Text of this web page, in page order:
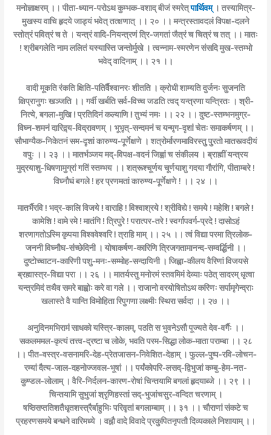
मनोज्ञाक्षरम् ।। पीता-ध्यान-परोऽथ कुम्भक-वशाद् बीजं स्मरेत्पार्थिवम् । तस्यामित्र-
मुखस्य वाचि हृदये जाड्यं भवेत् तत्क्षणात् ।। २० ।। मन्त्रस्तावदलं विपक्ष-दलने
स्तोत्रं पवित्रं च ते । यन्त्रं वादि-नियन्त्रणं त्रि-जगतां जैत्रं च चित्रं च तत् ।। मातः
! श्रीबगलेति नाम ललितं यस्यास्ति जन्तोर्मुखे । त्वन्नाम-स्मरणेन संसदि मुख-स्तम्भो
भवेद् वादिनाम् ।। २१ ।।
वादी मूकति रंकति क्षिति-पतिर्वैश्वानरः शीतति । क्रोधी शाम्यति दुर्जनः सुजनति
क्षिप्रानुगः खञ्जति ।। गर्वी खर्बति सर्व-विच्च जडति त्वद् यन्त्रणा यन्त्रितः । श्री-
नित्ये, बगला-मुखि ! प्रतिदिनं कल्याणि ! तुभ्यं नमः ।। २२ ।। दुष्ट-स्तम्भनमुग्र-
विघ्न-शमनं दारिद्र्य-विद्रावणम् । भूभृत्-सन्दमनं च यन्मृग-दृशां चेतः समाकर्षणम् ।।
सौभाग्यैक-निकेतनं सम-दृशां कारुण्य-पूर्णेक्षणे । शत्रोर्मारणमाविरस्तु पुरतो मातस्त्वदीयं
वपुः ।। २३ ।। मातर्भञ्जय मद्-विपक्ष-वदनं जिह्वां च संकीलय । ब्राह्मीं यन्त्रय
मुद्रयाशु-धिषणामुग्रां गतिं स्तम्भय ।। शत्रूश्चूर्णय चूर्णयाशु गदया गौरांगि, पीताम्बरे !
विघ्नौघं बगले ! हर प्रणमतां कारुण्य-पूर्णेक्षणे ! ।। २४ ।।
मातर्भैरवि ! भद्र-कालि विजये ! वाराहि ! विश्वाश्रये ! श्रीविद्ये ! समये ! महेशि ! बगले !
कामेशि ! वामे रमे ! मातंगि ! त्रिपुरे ! परात्पर-तरे ! स्वर्गापवर्ग-प्रदे ! दासोऽहं
शरणागतोऽस्मि कृपया विश्ववेश्वरि ! त्राहि माम् ।। २५ ।। त्वं विद्या परमा त्रिलोक-
जननी विघ्नौघ-संच्छेदिनी । योषाकर्षण-कारिणि त्रिजगतामानन्द-सम्वर्द्धिनी ।।
दुष्टोच्चाटन-कारिणी पशु-मनः-सम्मोह-सन्दायिनी । जिह्वा-कीलय वैरिणां विजयसे
ब्रह्मास्त्र-विद्या परा ।। २६ ।। मातर्यस्तु मनोरमं स्तवमिमं देव्याः पठेत् सादरम् धृत्वा
यन्त्रमिदं तथैव समरे बाह्वोः करे वा गले ।। राजानो वरयोषितोऽथ करिणः सर्पामृगेन्द्राः
खलास्ते वै यान्ति विमोहिता रिपुगणा लक्ष्मीः स्थिरा सर्वदा ।। २७ ।।
अनुदिनमभिरामं साधको यस्त्रि-कालम्, पठति स भुवनेऽसौ पूज्यते देव-वर्गैः ।।
सकलममल-कृत्यं तत्त्व-द्रष्टा च लोके, भवति परम-सिद्धा लोक-माता पराम्बा ।। २८
।। पीत-वस्त्र-वसनामरि-देह-प्रेतजासन-निवेशित-देहाम् । फुल्ल-पुष्प-रवि-लोचन-
रम्यां दैत्य-जाल-दहनोज्जवल-भूषां ।। पर्यंकोपरि-लसद्-द्विभुजां कम्बु-हेम-नत-
कुण्डल-लोलाम् । वैरि-निर्दलन-कारण-रोषां चिन्तयामि बगलां हृदयाब्जे ।। २९ ।।
चिन्तयामि सुभुजां श्रृणिहस्तां सद्-भुजांचसुर-वन्दित चरणाम् ।
षष्ठिसप्ततिशतैधृतशस्त्रैर्बाहुभिः परिवृतां बगलाम्बाम् ।। ३१ ।। चौराणां संकटे च
प्रहरणसमये बन्धने वारिमध्ये । वह्नौ वादे विवादे प्रकुपितनृपतौ दिव्यकाले निशायाम् ।।